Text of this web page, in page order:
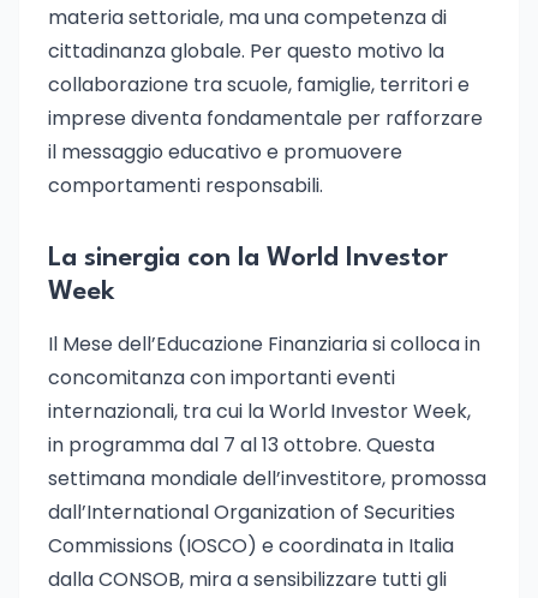
materia settoriale, ma una competenza di
cittadinanza globale. Per questo motivo la
collaborazione tra scuole, famiglie, territori e
imprese diventa fondamentale per rafforzare
il messaggio educativo e promuovere
comportamenti responsabili.
La sinergia con la World Investor
Week
Il Mese dell’Educazione Finanziaria si colloca in
concomitanza con importanti eventi
internazionali, tra cui la World Investor Week,
in programma dal 7 al 13 ottobre. Questa
settimana mondiale dell’investitore, promossa
dall’International Organization of Securities
Commissions (IOSCO) e coordinata in Italia
dalla CONSOB, mira a sensibilizzare tutti gli